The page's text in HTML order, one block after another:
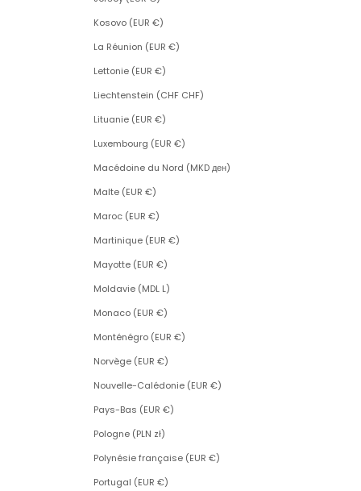
Kosovo (EUR €)
La Réunion (EUR €)
Lettonie (EUR €)
Liechtenstein (CHF CHF)
Lituanie (EUR €)
Luxembourg (EUR €)
Macédoine du Nord (MKD ден)
Malte (EUR €)
Maroc (EUR €)
Martinique (EUR €)
Mayotte (EUR €)
Moldavie (MDL L)
Monaco (EUR €)
Monténégro (EUR €)
Norvège (EUR €)
Nouvelle-Calédonie (EUR €)
Pays-Bas (EUR €)
Pologne (PLN zł)
Polynésie française (EUR €)
Portugal (EUR €)